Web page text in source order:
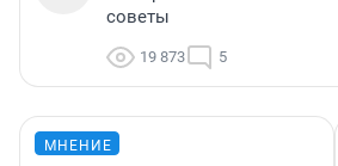
советы
19 873 5
МНЕНИЕ